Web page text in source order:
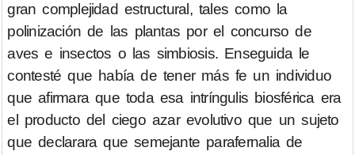
gran complejidad estructural, tales como la
polinización de las plantas por el concurso de
aves e insectos o las simbiosis. Enseguida le
contesté que había de tener más fe un individuo
que afirmara que toda esa intríngulis biosférica era
el producto del ciego azar evolutivo que un sujeto
que declarara que semejante parafernalia de